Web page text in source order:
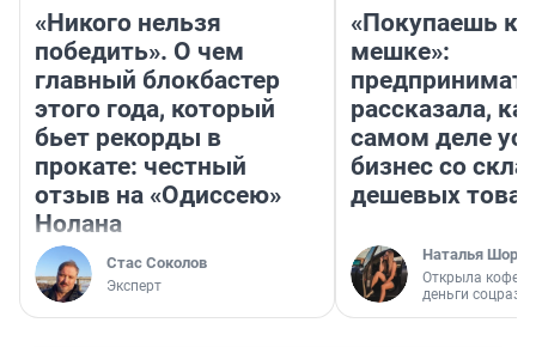
«Никого нельзя
победить». О чем
главный блокбастер
этого года, который
бьет рекорды в
прокате: честный
отзыв на «Одиссею»
Нолана
Стас Соколов
Эксперт
«Покупаешь
мешке»:
рассказала,
самом деле
бизнес со
дешевых
Наталья
Открыла
деньги